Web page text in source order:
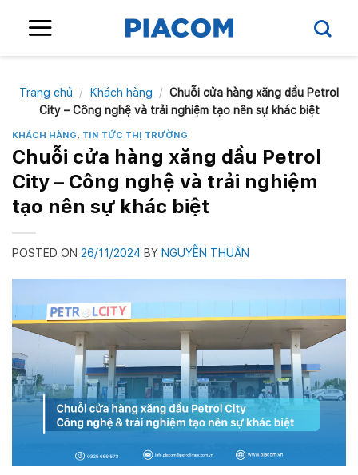
Trang chủ / Khách hàng / Chuỗi cửa hàng xăng dầu Petrol
City – Công nghệ và trải nghiệm tạo nên sự khác biệt
KHÁCH HÀNG, TIN TỨC THỊ TRƯỜNG
Chuỗi cửa hàng xăng dầu Petrol
City – Công nghệ và trải nghiệm
tạo nên sự khác biệt
POSTED ON 26/11/2024 BY NGUYỄN THUÂN